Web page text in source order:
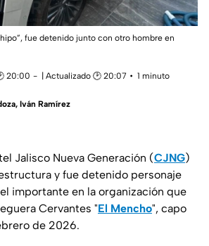
fue detenido junto con otro hombre en
20:00 | Actualizado 🕑 20:07
1 minuto
, Iván Ramírez
Jalisco Nueva Generación (CJNG)
y fue detenido personaje
importante en la organización que
Cervantes "El Mencho", capo
de 2026.